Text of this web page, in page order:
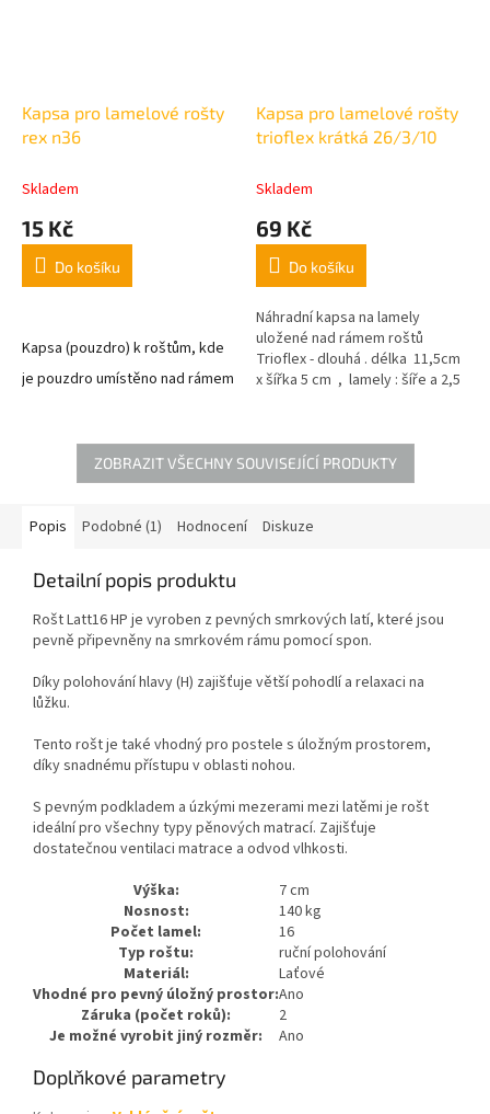
Kapsa pro lamelové rošty
rex n36
Skladem
15 Kč
Do košíku
Kapsa (pouzdro) k roštům, kde
je pouzdro umístěno nad rámem
Kapsa pro lamelové rošty
trioflex krátká 26/3/10
Skladem
69 Kč
Do košíku
Náhradní kapsa na lamely
uložené nad rámem roštů
Trioflex - dlouhá . délka 11,5cm
x šířka 5 cm , lamely : šíře a 2,5
ZOBRAZIT VŠECHNY SOUVISEJÍCÍ PRODUKTY
Popis Podobné (1) Hodnocení Diskuze
Detailní popis produktu
Rošt Latt16 HP je vyroben z pevných smrkových latí, které jsou
pevně připevněny na smrkovém rámu pomocí spon.
Díky polohování hlavy (H) zajišťuje větší pohodlí a relaxaci na
lůžku.
Tento rošt je také vhodný pro postele s úložným prostorem,
díky snadnému přístupu v oblasti nohou.
S pevným podkladem a úzkými mezerami mezi latěmi je rošt
ideální pro všechny typy pěnových matrací. Zajišťuje
dostatečnou ventilaci matrace a odvod vlhkosti.
Výška:
7 cm
Nosnost:
140 kg
Počet lamel:
16
Typ roštu:
ruční polohování
Materiál:
Laťové
Vhodné pro pevný úložný prostor:Ano
Záruka (počet roků):
2
Je možné vyrobit jiný rozměr:
Ano
Doplňkové parametry